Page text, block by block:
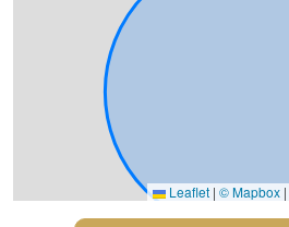
Leaflet | © Mapbox |